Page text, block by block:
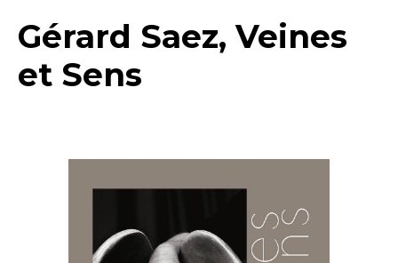
Gérard Saez, Veines
et Sens